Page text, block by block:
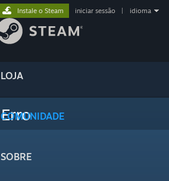
LOJA
COMUNIDADE
SOBRE
Instale o Steam iniciar sessão idioma
Erro